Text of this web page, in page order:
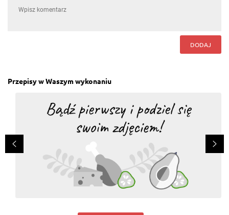
DODAJ
Przepisy w Waszym wykonaniu